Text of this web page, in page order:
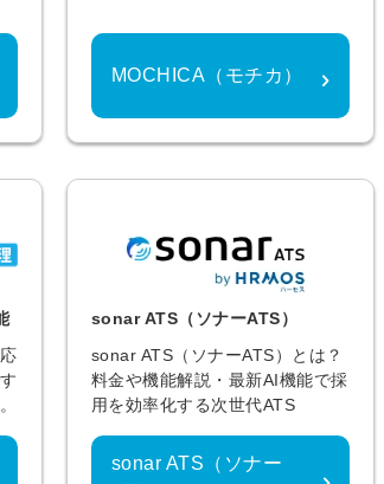
MOCHICA（モチカ）
sonar ATS（ソナーATS）
sonar ATS（ソナーATS）とは？
料金や機能解説・最新AI機能で採
用を効率化する次世代ATS
sonar ATS（ソナー